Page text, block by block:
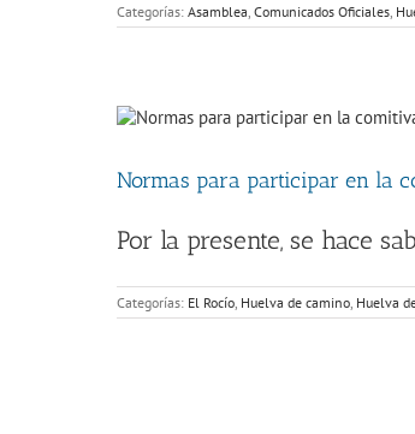
Categorías: Asamblea, Comunicados Oficiales,
Normas para participar en la
Por la presente, se hace
Categorías: El Rocío, Huelva de camino, Huelva